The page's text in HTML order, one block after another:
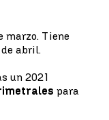
marzo. Tiene
abril.
un 2021
para